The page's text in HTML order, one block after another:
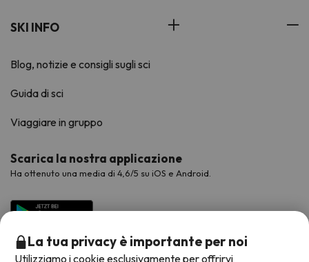
SKI INFO
Blog, notizie e consigli sugli sci
Guida di sci
Viaggiare in gruppo
Scarica la nostra applicazione
Ha ottenuto una media di 4,6/5 su iOS e Android.
La tua privacy è importante per noi
Utilizziamo i cookie esclusivamente per offrirvi